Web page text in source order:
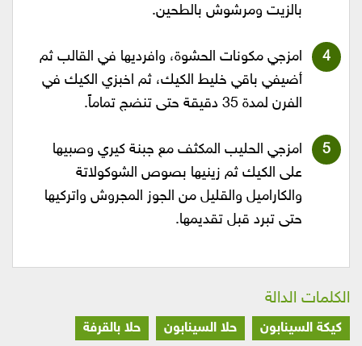
بالزيت ومرشوش بالطحين.
امزجي مكونات الحشوة، وافرديها في القالب ثم
أضيفي باقي خليط الكيك، ثم اخبزي الكيك في
الفرن لمدة 35 دقيقة حتى تنضج تماماً.
امزجي الحليب المكثف مع جبنة كيري وصبيها
على الكيك ثم زينيها بصوص الشوكولاتة
والكاراميل والقليل من الجوز المجروش واتركيها
حتى تبرد قبل تقديمها.
الكلمات الدالة
كيكة السينابون حلا السينابون
حلا بالقرفة